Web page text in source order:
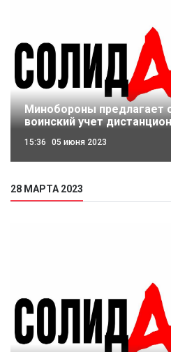
Минобороны предлагает
воинский учет
15:36 05 июня 2023
28 МАРТА 2023